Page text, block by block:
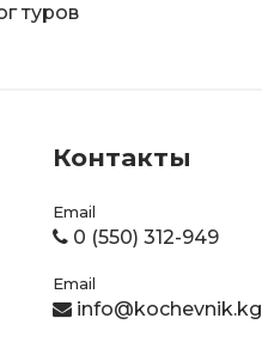
туров
Контакты
Email
0 (550) 312-949
Email
info@kochevnik.kg